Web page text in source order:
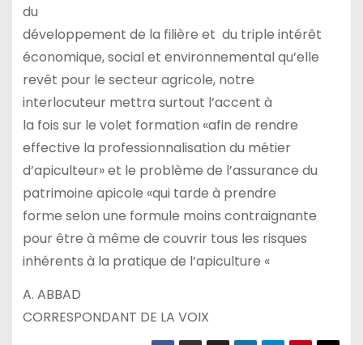
du
développement de la filière et du triple intérêt
économique, social et environnemental qu’elle
revêt pour le secteur agricole, notre
interlocuteur mettra surtout l’accent à
la fois sur le volet formation «afin de rendre
effective la professionnalisation du métier
d’apiculteur» et le problème de l’assurance du
patrimoine apicole «qui tarde à prendre
forme selon une formule moins contraignante
pour être à même de couvrir tous les risques
inhérents à la pratique de l’apiculture «
A. ABBAD
CORRESPONDANT DE LA VOIX